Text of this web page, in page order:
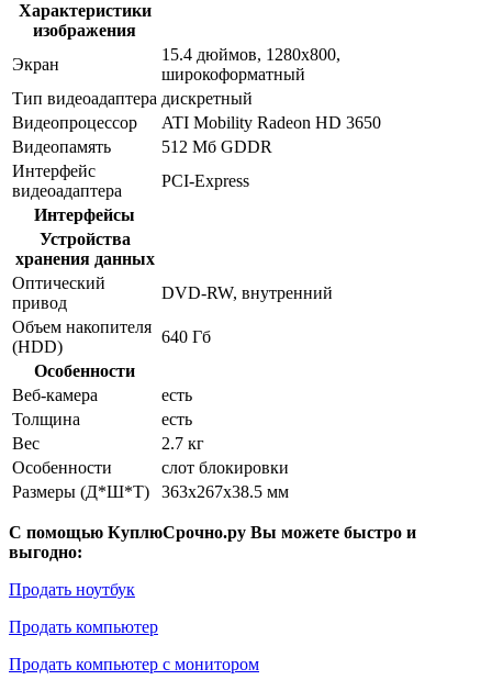
Характеристики
изображения
Экран
15.4 дюймов, 1280x800,
широкоформатный
Тип видеоадаптера дискретный
Видеопроцессор
ATI Mobility Radeon HD 3650
Видеопамять
512 Мб GDDR
Интерфейс
видеоадаптера
PCI-Express
Интерфейсы
Устройства
хранения данных
Оптический
привод
DVD-RW, внутренний
Объем накопителя
(HDD)
640 Гб
Особенности
Веб-камера
есть
Толщина
есть
Вес
2.7 кг
Особенности
слот блокировки
Размеры (Д*Ш*Т)
363x267x38.5 мм
С помощью КуплюСрочно.ру Вы можете быстро и
выгодно:
Продать ноутбук
Продать компьютер
Продать компьютер с монитором